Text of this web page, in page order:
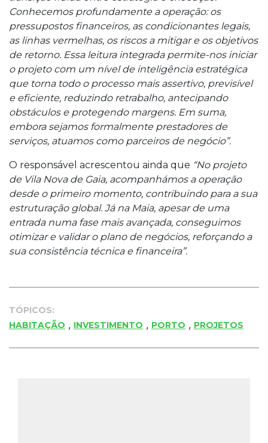
Conhecemos profundamente a operação: os
pressupostos financeiros, as condicionantes legais,
as linhas vermelhas, os riscos a mitigar e os objetivos
de retorno. Essa leitura integrada permite-nos iniciar
o projeto com um nível de inteligência estratégica
que torna todo o processo mais assertivo, previsível
e eficiente, reduzindo retrabalho, antecipando
obstáculos e protegendo margens. Em suma,
embora sejamos formalmente prestadores de
serviços, atuamos como parceiros de negócio”.
O responsável acrescentou ainda que “No projeto
de Vila Nova de Gaia, acompanhámos a operação
desde o primeiro momento, contribuindo para a sua
estruturação global. Já na Maia, apesar de uma
entrada numa fase mais avançada, conseguimos
otimizar e validar o plano de negócios, reforçando a
sua consistência técnica e financeira”.
TÓPICOS:
HABITAÇÃO , INVESTIMENTO , PORTO , PROJETOS